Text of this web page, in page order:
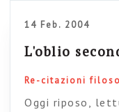
14 Feb. 2004
L'oblio
Re-citazioni
Oggi riposo,